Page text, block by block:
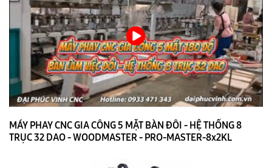
MÁY PHAY CNC GIA CÔNG 5 MẶT BÀN ĐÔI - HỆ THỐNG 8
TRỤC 32 DAO - WOODMASTER - PRO-MASTER-8x2KL